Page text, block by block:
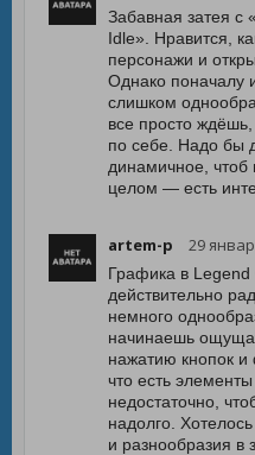
Забавная затея с
Idle». Нравится,
персонажи и
Однако поначалу
слишком
все просто
по себе. Надо бы
динамичное, чтоб
целом — есть
artem-p 29
Графика в
действительно
немного
начинаешь
нажатию кнопок и
что есть
недостаточно,
надолго.
и разнообразия в